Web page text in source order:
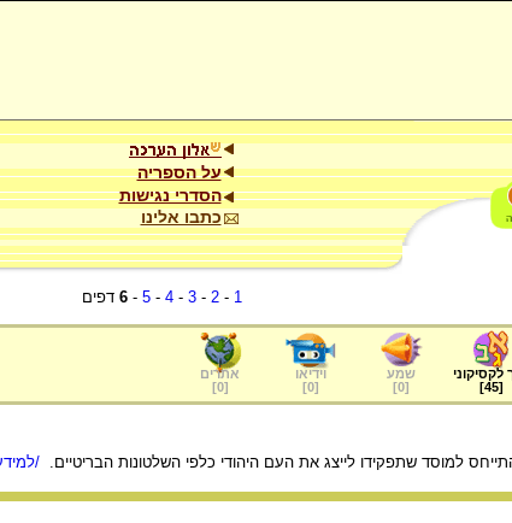
על הספריה
הסדרי נגישות
כתבו אלינו
1
-
2
-
3
-
4
-
5
-
6 דפים
לקסיקוני
[
45
]
שמע
[
0
]
וידיאו
[
0
]
אתרים
[
0
]
למוסד שתפקידו לייצג את העם היהודי כלפי השלטונות הבריטיים. /